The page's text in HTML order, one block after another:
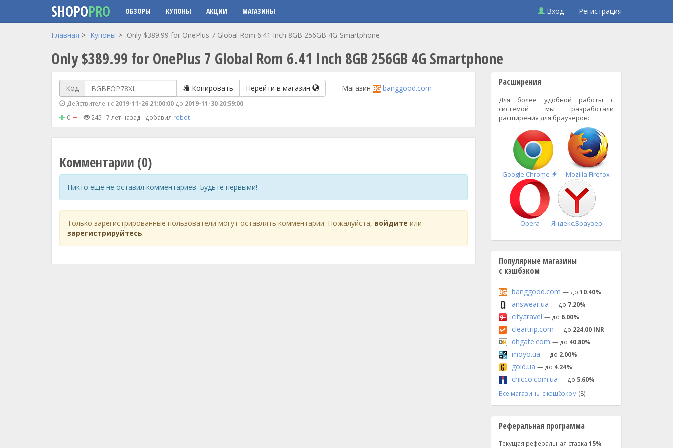
Перейти к основному содержанию
SHOPOPRO ОБЗОРЫ КУПОНЫ АКЦИИ МАГАЗИНЫ Вход Регистрация
Главная Купоны Only $389.99 for OnePlus 7 Global Rom 6.41 Inch 8GB 256GB 4G Smartphone
Only $389.99 for OnePlus 7 Global Rom 6.41 Inch 8GB 256GB 4G Smartphone
Код Копировать Перейти в магазин
Действителен с 2019-11-26 21:00:00 до 2019-11-30 20:59:00
Магазин banggood.com
0 245 7 лет назад добавил robot
Комментарии (0)
Никто ещё не оставил комментариев. Будьте первыми!
Только зарегистрированные пользователи могут оставлять комментарии. Пожалуйста, войдите или
зарегистрируйтесь.
Расширения
Для более удобной работы с
системой мы разработали
расширения для браузеров:
Google Chrome
Быстрая
установка
Mozilla Firefox
Opera Яндекс.Браузер
Популярные магазины
с кэшбэком
banggood.com — до 10.40%
answear.ua — до 7.20%
city.travel — до 6.00%
cleartrip.com — до 224.00 INR
dhgate.com — до 40.80%
moyo.ua — до 2.00%
gold.ua — до 4.24%
chicco.com.ua — до 5.60%
Все магазины с кэшбэком (8)
Реферальная программа
Текущая реферальная ставка 15%